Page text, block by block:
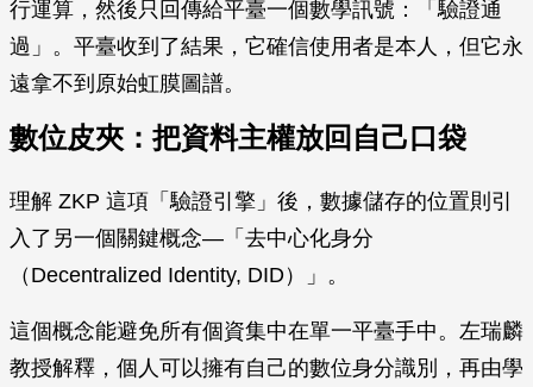
行運算，然後只回傳給平臺一個數學訊號：「驗證通
過」。平臺收到了結果，它確信使用者是本人，但它永
遠拿不到原始虹膜圖譜。
數位皮夾：把資料主權放回自己口袋
理解 ZKP 這項「驗證引擎」後，數據儲存的位置則引
入了另一個關鍵概念—「去中心化身分
（Decentralized Identity, DID）」。
這個概念能避免所有個資集中在單一平臺手中。左瑞麟
教授解釋，個人可以擁有自己的數位身分識別，再由學